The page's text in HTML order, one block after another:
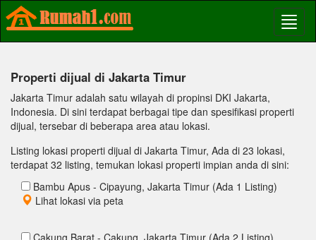
Properti dijual di Jakarta Timur
Jakarta Timur adalah satu wilayah di propinsi DKI Jakarta,
Indonesia. Di sini terdapat berbagai tipe dan spesifikasi properti
dijual, tersebar di beberapa area atau lokasi.
Listing lokasi properti dijual di Jakarta Timur, Ada di 23 lokasi,
terdapat 32 listing, temukan lokasi properti impian anda di sini:
Bambu Apus - Cipayung, Jakarta Timur (Ada 1 Listing)
Lihat lokasi via peta
Cakung Barat - Cakung, Jakarta Timur (Ada 2 Listing)